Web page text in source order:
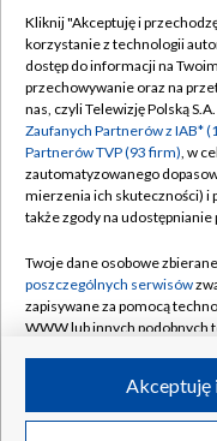
Abonament TVP
Emisja w TVP
Centrum informacji
Naziemna Telewizja
Rada Programowa
System NOS
Informacje o nadawcy
Program dla prasy
©2026
Kliknij "Akceptuję i
korzystanie z technologii
dostęp do informacji na
przechowywanie oraz na
nas, czyli Telewizję Polską
Zaufanych Partnerów z IAB*
Partnerów TVP (93 firm), w
zautomatyzowanego
mierzenia ich skuteczności) i
także zgody na
Twoje dane osobowe
poszczególnych serwisów
zapisywane za pomocą
WWW lub innych podobnych
ruchu w Internecie.Akceptuję